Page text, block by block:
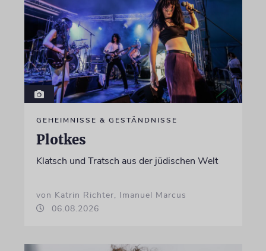
GEHEIMNISSE & GESTÄNDNISSE
Plotkes
Klatsch und Tratsch aus der jüdischen Welt
von Katrin Richter, Imanuel Marcus
06.08.2026